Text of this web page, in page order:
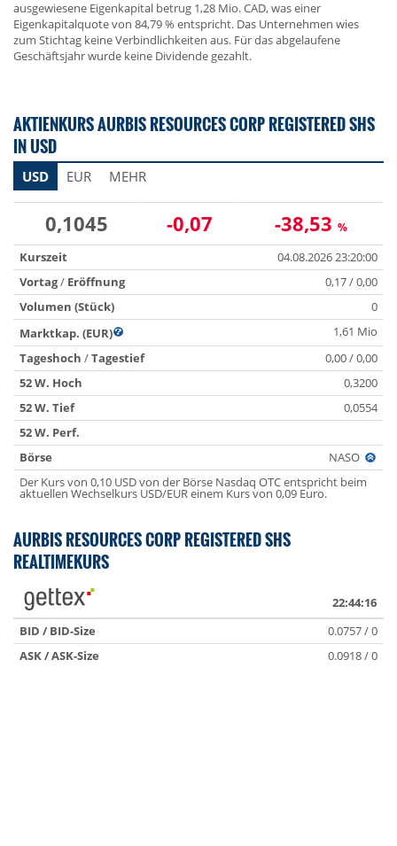
ausgewiesene Eigenkapital betrug 1,28 Mio. CAD, was einer
Eigenkapitalquote von 84,79 % entspricht. Das Unternehmen wies
zum Stichtag keine Verbindlichkeiten aus. Für das abgelaufene
Geschäftsjahr wurde keine Dividende gezahlt.
AKTIENKURS AURBIS RESOURCES CORP REGISTERED SHS
IN USD
USD EUR MEHR
0,1045 -0,07 -38,53 %
Kurszeit
04.08.2026 23:20:00
Vortag/ Eröffnung
0,17 / 0,00
Volumen (Stück)
0
Marktkap. (EUR)
1,61 Mio
Tageshoch /Tagestief
0,00 / 0,00
52 W. Hoch
0,3200
52 W. Tief
0,0554
52 W. Perf.
Börse
NASO
Der Kurs von 0,10 USD von der Börse Nasdaq OTC entspricht beim
aktuellen Wechselkurs USD/EUR einem Kurs von 0,09 Euro.
AURBIS RESOURCES CORP REGISTERED SHS
REALTIMEKURS
22:44:16
BID / BID-Size
0.0757 / 0
ASK / ASK-Size
0.0918 / 0